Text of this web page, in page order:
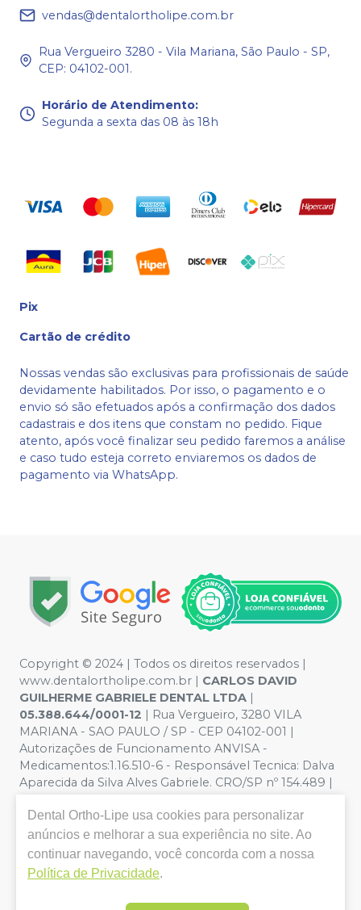
vendas@dentalortholipe.com.br
Rua Vergueiro 3280 - Vila Mariana, São Paulo - SP,
CEP: 04102-001.
Horário de Atendimento:
Segunda a sexta das 08 às 18h
Pix
Cartão de crédito
Nossas vendas são exclusivas para profissionais de saúde
devidamente habilitados. Por isso, o pagamento e o
envio só são efetuados após a confirmação dos dados
cadastrais e dos itens que constam no pedido. Fique
atento, após você finalizar seu pedido faremos a análise
e caso tudo esteja correto enviaremos os dados de
pagamento via WhatsApp.
Copyright © 2024 | Todos os direitos reservados |
www.dentalortholipe.com.br | CARLOS DAVID
GUILHERME GABRIELE DENTAL LTDA |
05.388.644/0001-12 | Rua Vergueiro, 3280 VILA
MARIANA - SAO PAULO / SP - CEP 04102-001 |
Autorizações de Funcionamento ANVISA -
Medicamentos:1.16.510-6 - Responsável Tecnica: Dalva
Aparecida da Silva Alves Gabriele. CRO/SP nº 154.489 |
ilustrativas - Os preços e condições da loja virtual estão
sujeitos a alterações. Em caso de divergência de preços
no site, o valor válido é o do Carrinho de Compra. Não
vendemos por atacado, por isso nos reservamos o
direito de não atender compras de grandes volumes
Dental Ortho-Lipe usa cookies para personalizar
anúncios e melhorar a sua experiência no site. Ao
continuar navegando, você concorda com a nossa
Política de Privacidade.